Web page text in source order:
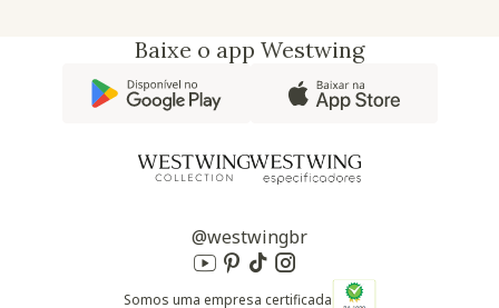
Baixe o app Westwing
@westwingbr
Somos uma empresa certificada